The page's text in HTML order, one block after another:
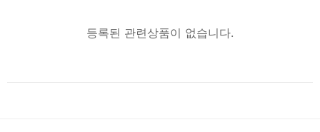
등록된 관련상품이 없습니다.